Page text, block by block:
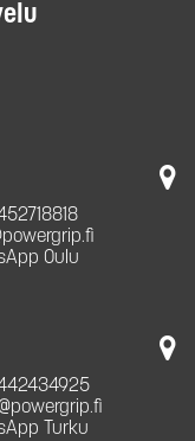
Oulu
Turku